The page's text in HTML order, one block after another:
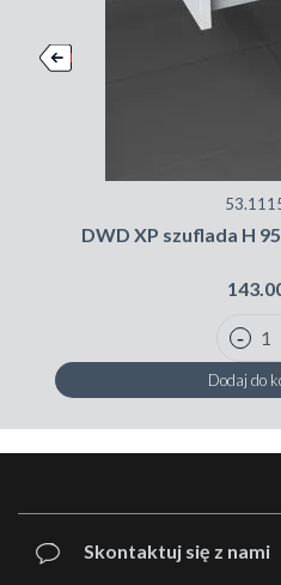
DWD XP szuflada H
Dodaj do
Skontaktuj się z nami